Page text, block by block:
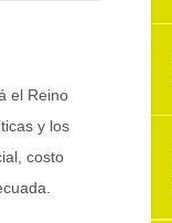
el Reino
y los
costo